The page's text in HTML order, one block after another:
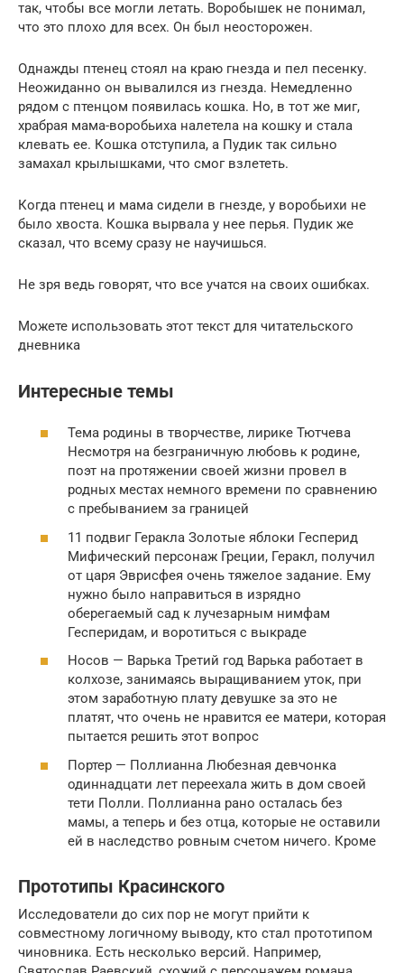
так, чтобы все могли летать. Воробышек не понимал,
что это плохо для всех. Он был неосторожен.
Однажды птенец стоял на краю гнезда и пел песенку.
Неожиданно он вывалился из гнезда. Немедленно
рядом с птенцом появилась кошка. Но, в тот же миг,
храбрая мама-воробьиха налетела на кошку и стала
клевать ее. Кошка отступила, а Пудик так сильно
замахал крылышками, что смог взлететь.
Когда птенец и мама сидели в гнезде, у воробьихи не
было хвоста. Кошка вырвала у нее перья. Пудик же
сказал, что всему сразу не научишься.
Не зря ведь говорят, что все учатся на своих ошибках.
Можете использовать этот текст для читательского
дневника
Интересные темы
Тема родины в творчестве, лирике Тютчева
Несмотря на безграничную любовь к родине,
поэт на протяжении своей жизни провел в
родных местах немного времени по сравнению
с пребыванием за границей
11 подвиг Геракла Золотые яблоки Гесперид
Мифический персонаж Греции, Геракл, получил
от царя Эврисфея очень тяжелое задание. Ему
нужно было направиться в изрядно
оберегаемый сад к лучезарным нимфам
Гесперидам, и воротиться с выкраде
Носов — Варька Третий год Варька работает в
колхозе, занимаясь выращиванием уток, при
этом заработную плату девушке за это не
платят, что очень не нравится ее матери, которая
пытается решить этот вопрос
Портер — Поллианна Любезная девчонка
одиннадцати лет переехала жить в дом своей
тети Полли. Поллианна рано осталась без
мамы, а теперь и без отца, которые не оставили
ей в наследство ровным счетом ничего. Кроме
Прототипы Красинского
Исследователи до сих пор не могут прийти к
совместному логичному выводу, кто стал прототипом
чиновника. Есть несколько версий. Например,